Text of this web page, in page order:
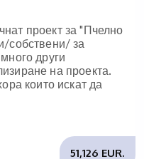
проект за "Пчелно
собствени/ за
други
на проекта.
които искат да
51,126 EUR.